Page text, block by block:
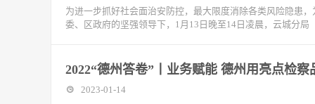
为进一步抓好社会面治安防控，最大限度消除各类风险隐患
委、区政府的坚强领导下，1月13日晚至14日凌晨，云城分局
2022“德州答卷”丨业务赋能 德州用亮点检
2023-01-14